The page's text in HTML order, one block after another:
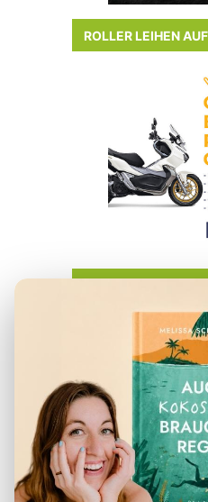
ROLLER LEIHEN
– Checkliste für
– Deine Finanzen
– Der perfekte
– Visum für
– Packliste für
– Reiseapotheke